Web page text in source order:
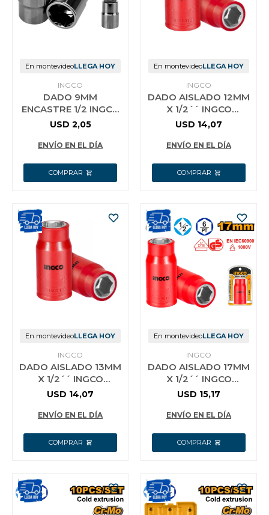
En montevideoLLEGA HOY
INGCO
DADO 9MM
ENCASTRE 1/2 INGCO
HHAST12091
USD 2,05
ENVÍO EN EL DÍA
En montevideoLLEGA HOY
INGCO
DADO AISLADO 12MM
X 1/2´´ INGCO
HIHAST12121
USD 14,07
ENVÍO EN EL DÍA
En montevideoLLEGA HOY
INGCO
DADO AISLADO 13MM
X 1/2´´ INGCO
HIHAST12131
USD 14,07
ENVÍO EN EL DÍA
En montevideoLLEGA HOY
INGCO
DADO AISLADO 17MM
X 1/2´´ INGCO
HIHAST12171
USD 15,17
ENVÍO EN EL DÍA